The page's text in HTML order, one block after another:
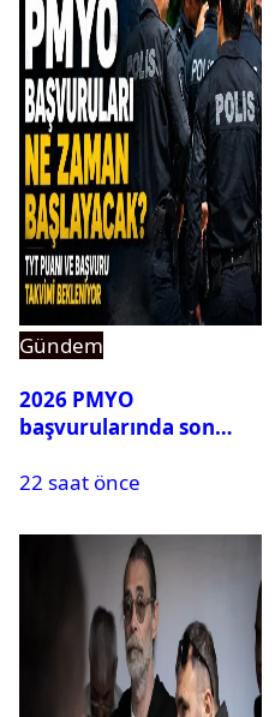
Gündem
2026 PMYO
başvurularında son
22 saat önce